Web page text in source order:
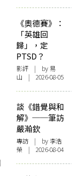
《奧德賽》：
「英雄回
歸」，定
PTSD？
影評 | by 易
山 | 2026-08-05
談《錯覺與和
解》──筆訪
嚴瀚欽
專訪 | by 李浩
榮 | 2026-08-04